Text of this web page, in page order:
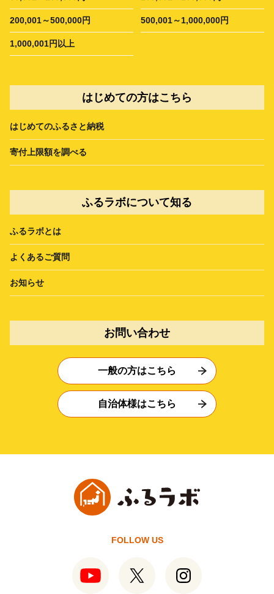
200,001～500,000円 500,001～1,000,000円
1,000,001円以上
はじめての方はこちら
はじめてのふるさと納税
寄付上限額を調べる
ふるラボについて知る
ふるラボとは
よくあるご質問
お知らせ
お問い合わせ
一般の方はこちら
自治体様はこちら
FOLLOW US